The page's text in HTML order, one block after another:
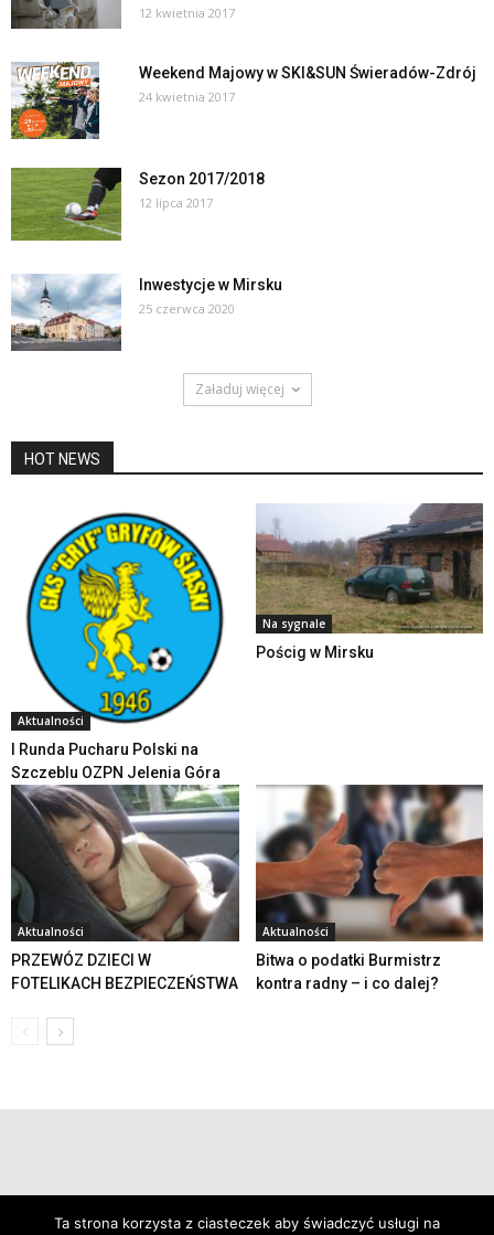
12 kwietnia 2017
Weekend Majowy w SKI&SUN Świeradów-Zdrój
24 kwietnia 2017
Sezon 2017/2018
12 lipca 2017
Inwestycje w Mirsku
25 czerwca 2020
Załaduj więcej
HOT NEWS
Aktualności
I Runda Pucharu Polski na
Szczeblu OZPN Jelenia Góra
Na sygnale
Pościg w Mirsku
Aktualności
PRZEWÓZ DZIECI W
FOTELIKACH BEZPIECZEŃSTWA
Aktualności
Bitwa o podatki Burmistrz
kontra radny – i co dalej?
Ta strona korzysta z ciasteczek aby świadczyć usługi na